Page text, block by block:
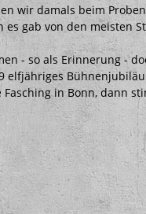
wir damals beim
gab von den meisten
- so als Erinnerung -
in Bonn, dann